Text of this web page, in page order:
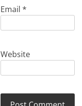
Email *
Website